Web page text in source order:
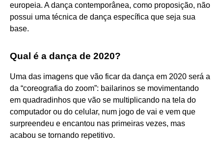
europeia. A dança contemporânea, como proposição, não
possui uma técnica de dança específica que seja sua
base.
Qual é a dança de 2020?
Uma das imagens que vão ficar da dança em 2020 será a
da “coreografia do zoom”: bailarinos se movimentando
em quadradinhos que vão se multiplicando na tela do
computador ou do celular, num jogo de vai e vem que
surpreendeu e encantou nas primeiras vezes, mas
acabou se tornando repetitivo.